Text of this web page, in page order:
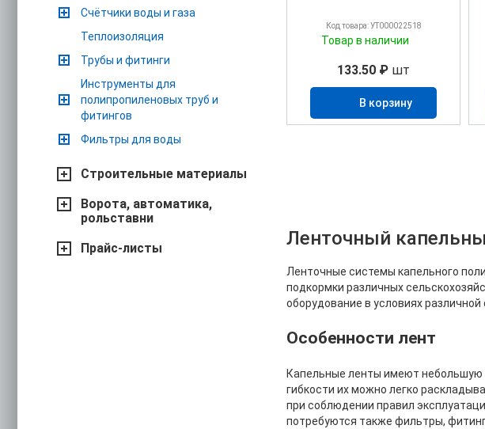
Счётчики воды и газа
Теплоизоляция
Трубы и фитинги
Инструменты для
полипропиленовых труб и
фитингов
Фильтры для воды
Строительные материалы
Ворота, автоматика,
рольставни
Прайс-листы
Код товара: УТ000022518
Товар в наличии
133.50 ₽ шт
В корзину
Ленточный
Ленточные системы капельного
подкормки различных
оборудование в условиях
Особенности лент
Капельные ленты имеют небольшую
гибкости их можно легко
при соблюдении правил
потребуются также фильтры,